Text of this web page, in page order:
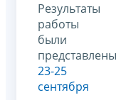
Результаты
работы
были
представлены
23-25
сентября